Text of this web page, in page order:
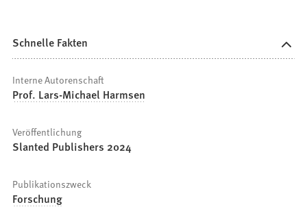
Schnelle Fakten
Interne Autorenschaft
Prof. Lars-Michael Harmsen
Veröffentlichung
Slanted Publishers 2024
Publikationszweck
Forschung